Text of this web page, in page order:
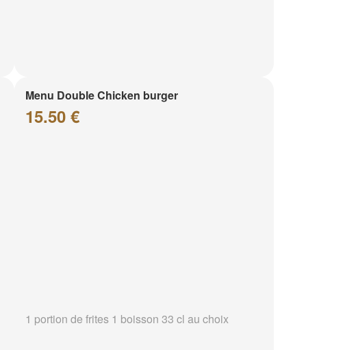
Menu Double Chicken burger
15.50 €
1 portion de frites 1 boisson 33 cl au choix